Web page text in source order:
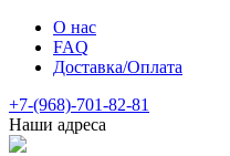
О нас
FAQ
Доставка/Оплата
+7-(968)-701-82-81
Наши адреса